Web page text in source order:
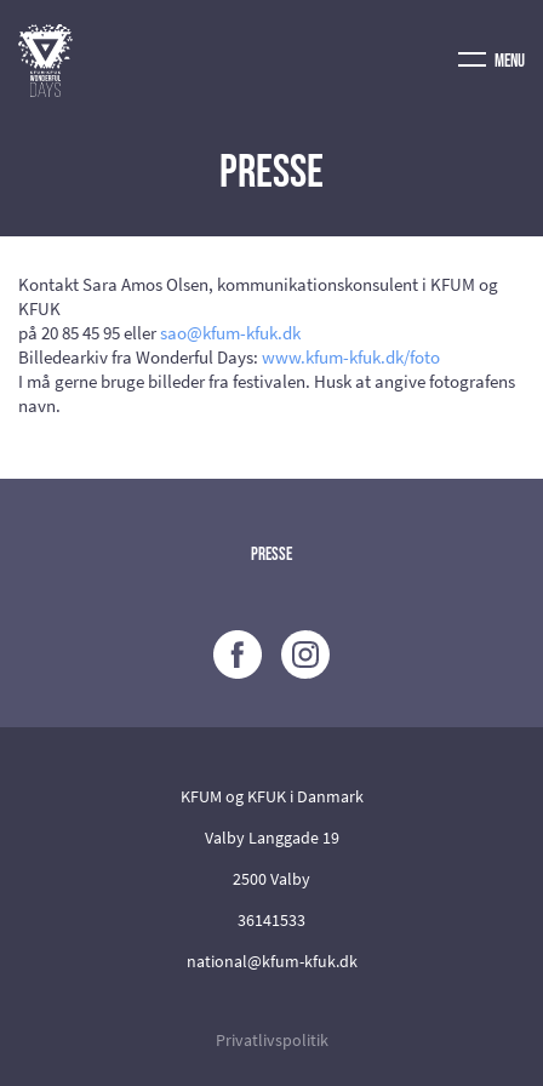
Menu
Presse
Kontakt Sara Amos Olsen, kommunikationskonsulent i KFUM og
KFUK
på 20 85 45 95 ellersao@kfum-kfuk.dk
Billedearkiv fra Wonderful Days: www.kfum-kfuk.dk/foto
I må gerne bruge billeder fra festivalen. Husk at angive fotografens
navn.
Presse
KFUM og KFUK i Danmark
Valby Langgade 19
2500 Valby
36141533
national@kfum-kfuk.dk
Privatlivspolitik